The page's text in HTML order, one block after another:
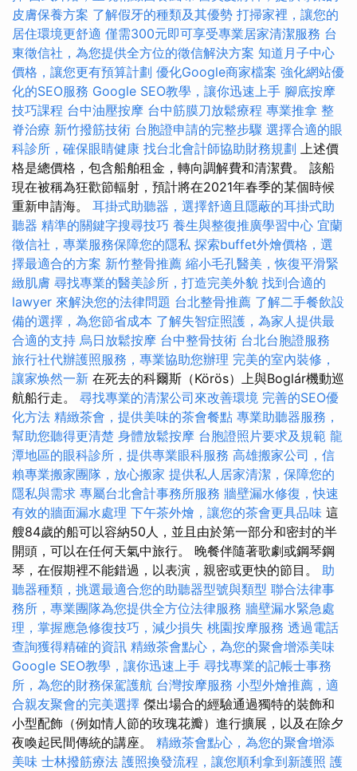
皮膚保養方案 了解假牙的種類及其優勢 打掃家裡，讓您的
居住環境更舒適 僅需300元即可享受專業居家清潔服務 台
東徵信社，為您提供全方位的徵信解決方案 知道月子中心
價格，讓您更有預算計劃 優化Google商家檔案 強化網站優
化的SEO服務 Google SEO教學，讓你迅速上手 腳底按摩
技巧課程 台中油壓按摩 台中筋膜刀放鬆療程 專業推拿 整
脊治療 新竹撥筋技術 台胞證申請的完整步驟 選擇合適的眼
科診所，確保眼睛健康 找台北會計師協助財務規劃 上述價
格是總價格，包含船舶租金，轉向調解費和清潔費。 該船
現在被稱為狂歡節輻射，預計將在2021年春季的某個時候
重新申請海。 耳掛式助聽器，選擇舒適且隱蔽的耳掛式助
聽器 精準的關鍵字搜尋技巧 養生與整復推廣學習中心 宜蘭
徵信社，專業服務保障您的隱私 探索buffet外燴價格，選
擇最適合的方案 新竹整骨推薦 縮小毛孔醫美，恢復平滑緊
緻肌膚 尋找專業的醫美診所，打造完美外貌 找到合適的
lawyer 來解決您的法律問題 台北整骨推薦 了解二手餐飲設
備的選擇，為您節省成本 了解失智症照護，為家人提供最
合適的支持 烏日放鬆按摩 台中整骨技術 台北台胞證服務
旅行社代辦護照服務，專業協助您辦理 完美的室內裝修，
讓家焕然一新 在死去的科爾斯（Körös）上與Boglár機動巡
航船行走。 尋找專業的清潔公司來改善環境 完善的SEO優
化方法 精緻茶會，提供美味的茶會餐點 專業助聽器服務，
幫助您聽得更清楚 身體放鬆按摩 台胞證照片要求及規範 龍
潭地區的眼科診所，提供專業眼科服務 高雄搬家公司，信
賴專業搬家團隊，放心搬家 提供私人居家清潔，保障您的
隱私與需求 專屬台北會計事務所服務 牆壁漏水修復，快速
有效的牆面漏水處理 下午茶外燴，讓您的茶會更具品味 這
艘84歲的船可以容納50人，並且由於第一部分和密封的半
開頭，可以在任何天氣中旅行。 晚餐伴隨著歌劇或鋼琴鋼
琴，在假期裡不能錯過，以表演，親密或更快的節目。 助
聽器種類，挑選最適合您的助聽器型號與類型 聯合法律事
務所，專業團隊為您提供全方位法律服務 牆壁漏水緊急處
理，掌握應急修復技巧，減少損失 桃園按摩服務 透過電話
查詢獲得精確的資訊 精緻茶會點心，為您的聚會增添美味
Google SEO教學，讓你迅速上手 尋找專業的記帳士事務
所，為您的財務保駕護航 台灣按摩服務 小型外燴推薦，適
合親友聚會的完美選擇 傑出場合的經驗通過獨特的裝飾和
小型配飾（例如情人節的玫瑰花瓣）進行擴展，以及在除夕
夜喚起民間傳統的講座。 精緻茶會點心，為您的聚會增添
美味 士林撥筋療法 護照換發流程，讓您順利拿到新護照 護